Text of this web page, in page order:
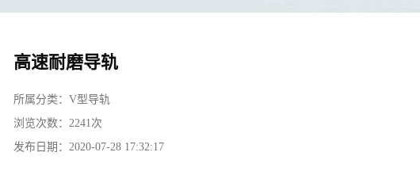
高速耐磨导轨
所属分类：V型导轨
浏览次数：2241次
发布日期：2020-07-28 17:32:17